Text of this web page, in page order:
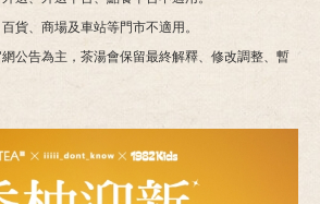
貨、商場及車站等門市不適用。
公告為主，茶湯會保留最終解釋、修改調整、暫